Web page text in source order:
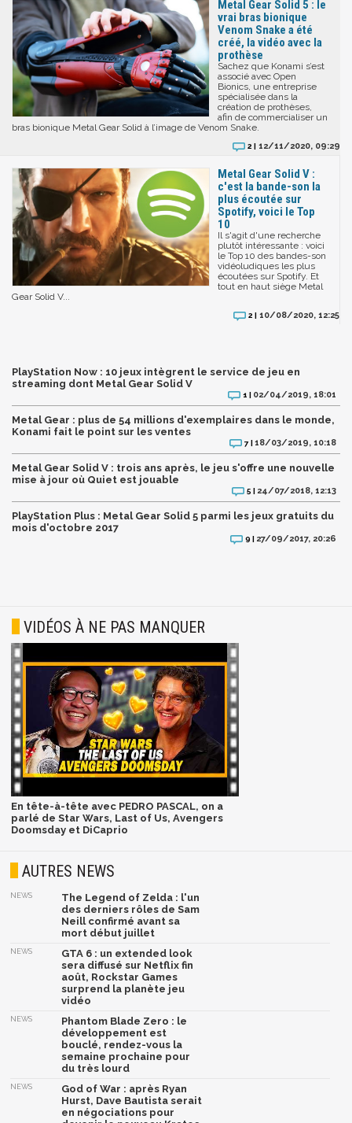
Metal Gear Solid 5 : le
vrai bras bionique
Venom Snake a été
créé, la vidéo avec la
prothèse
Sachez que Konami s’est
associé avec Open
Bionics, une entreprise
spécialisée dans la
création de prothèses,
afin de commercialiser un
bras bionique Metal Gear Solid à l’image de Venom Snake.
2 | 12/11/2020, 09:29
Metal Gear Solid V :
c'est la bande-son la
plus écoutée sur
Spotify, voici le Top
10
Il s'agit d'une recherche
plutôt intéressante : voici
le Top 10 des bandes-son
vidéoludiques les plus
écoutées sur Spotify. Et
tout en haut siège Metal
Gear Solid V...
2 | 10/08/2020, 12:25
PlayStation Now : 10 jeux intègrent le service de jeu en
streaming dont Metal Gear Solid V
1 | 02/04/2019, 18:01
Metal Gear : plus de 54 millions d'exemplaires dans le monde,
Konami fait le point sur les ventes
7 |18/03/2019, 10:18
Metal Gear Solid V : trois ans après, le jeu s'offre une nouvelle
mise à jour où Quiet est jouable
5 | 24/07/2018, 12:13
PlayStation Plus : Metal Gear Solid 5 parmi les jeux gratuits du
mois d'octobre 2017
9 | 27/09/2017, 20:26
VIDÉOS À NE PAS MANQUER
En tête-à-tête avec PEDRO PASCAL, on a
parlé de Star Wars, Last of Us, Avengers
Doomsday et DiCaprio
AUTRES NEWS
NEWS
The Legend of Zelda : l'un
des derniers rôles de Sam
Neill confirmé avant sa
mort début juillet
NEWS
GTA 6 : un extended look
sera diffusé sur Netflix fin
août, Rockstar Games
surprend la planète jeu
vidéo
NEWS
Phantom Blade Zero : le
développement est
bouclé, rendez-vous la
semaine prochaine pour
du très lourd
NEWS
God of War : après Ryan
Hurst, Dave Bautista serait
en négociations pour